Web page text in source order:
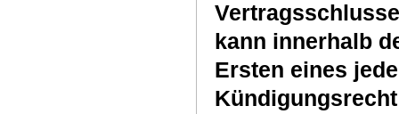
kann innerhalb
Ersten eines